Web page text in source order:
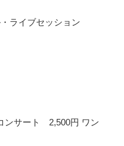
ライブセッション
サート 2,500円 ワン